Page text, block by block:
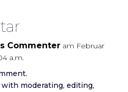
Commenter am Februar
a.m.
moderating, editing,